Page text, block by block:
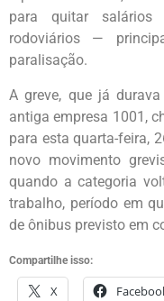
para quitar
rodoviários —
paralisação.
A greve, que já
antiga empresa 1001,
para esta quarta-feira,
novo movimento
quando a categoria
trabalho, período em
de ônibus previsto em
Compartilhe isso:
X